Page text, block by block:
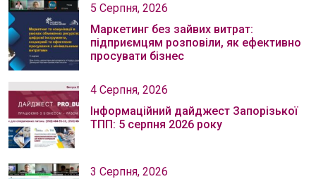
5 Серпня, 2026
Маркетинг без зайвих витрат:
підприємцям розповіли, як ефективно
просувати бізнес
4 Серпня, 2026
Інформаційний дайджест Запорізької
ТПП: 5 серпня 2026 року
3 Серпня, 2026